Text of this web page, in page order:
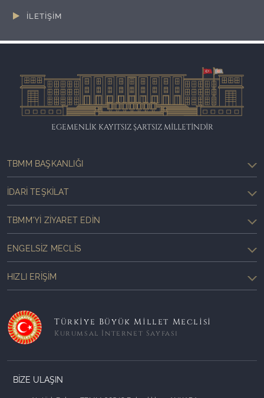
İLETİŞİM
EGEMENLİK KAYITSIZ ŞARTSIZ MİLLETİNDİR
TBMM BAŞKANLIĞI
İDARI TEŞKILAT
TBMM'YI ZIYARET EDIN
ENGELSIZ MECLIS
HIZLI ERIŞIM
Türkiye Büyük Millet Meclisi
Kurumsal İnternet Sayfası
BİZE ULAŞIN